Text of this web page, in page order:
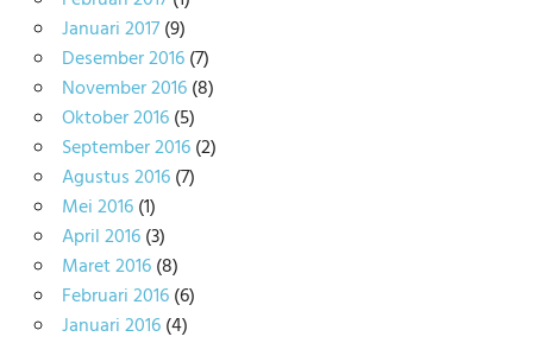
Januari 2017(9)
Desember 2016(7)
November 2016(8)
Oktober 2016(5)
September 2016(2)
Agustus 2016(7)
Mei 2016(1)
April 2016(3)
Maret 2016(8)
Februari 2016(6)
Januari 2016(4)